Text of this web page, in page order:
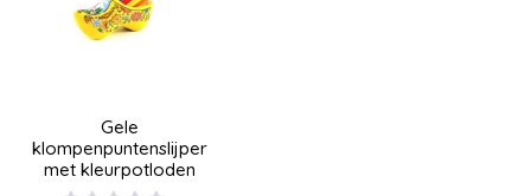
Gele
klompenpuntenslijper
met kleurpotloden